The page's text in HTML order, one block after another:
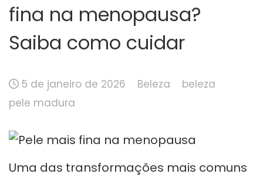
fina na menopausa?
Saiba como cuidar
5 de janeiro de 2026 Beleza
beleza
pele madura
Uma das transformações mais comuns